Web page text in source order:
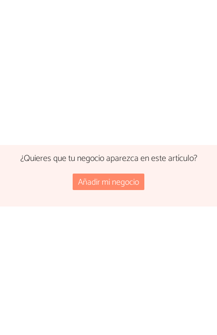
¿Quieres que tu negocio aparezca en este artículo?
Añadir mi negocio